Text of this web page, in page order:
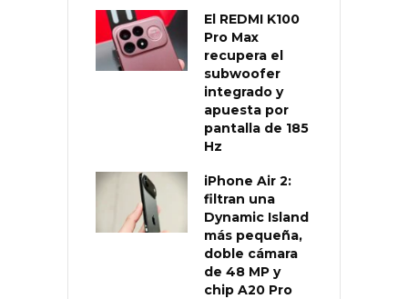
El REDMI K100
Pro Max
recupera el
subwoofer
integrado y
apuesta por
pantalla de 185
Hz
iPhone Air 2:
filtran una
Dynamic Island
más pequeña,
doble cámara
de 48 MP y
chip A20 Pro